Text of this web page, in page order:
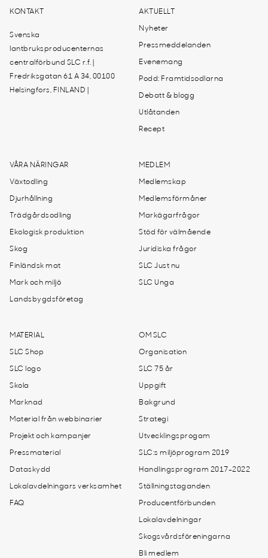
KONTAKT
Svenska
lantbruksproducenternas
centralförbund SLC r.f. |
Fredriksgatan 61 A 34, 00100
Helsingfors, FINLAND |
AKTUELLT
Nyheter
Pressmeddelanden
Evenemang
Podd: Framtidsodlarna
Debatt & blogg
Utlåtanden
Recept
VÅRA NÄRINGAR
Växtodling
Djurhållning
Trädgårdsodling
Ekologisk produktion
Skog
Finländsk mat
Mark och miljö
Landsbygdsföretag
MEDLEM
Medlemskap
Medlemsförmåner
Markägarfrågor
Stöd för välmående
Juridiska frågor
SLC Just nu
SLC Unga
MATERIAL
SLC Shop
SLC logo
Skola
Marknad
Material från webbinarier
Projekt och kampanjer
Pressmaterial
Dataskydd
Lokalavdelningars verksamhet
FAQ
OM SLC
Organisation
SLC 75 år
Uppgift
Bakgrund
Strategi
Utvecklingsprogam
SLC:s miljöprogram 2019
Handlingsprogram 2017-2022
Ställningstaganden
Producentförbunden
Lokalavdelningar
Skogsvårdsföreningarna
Bli medlem